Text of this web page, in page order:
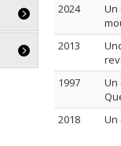
2024
Un
2013
1997
Un
2018
Un